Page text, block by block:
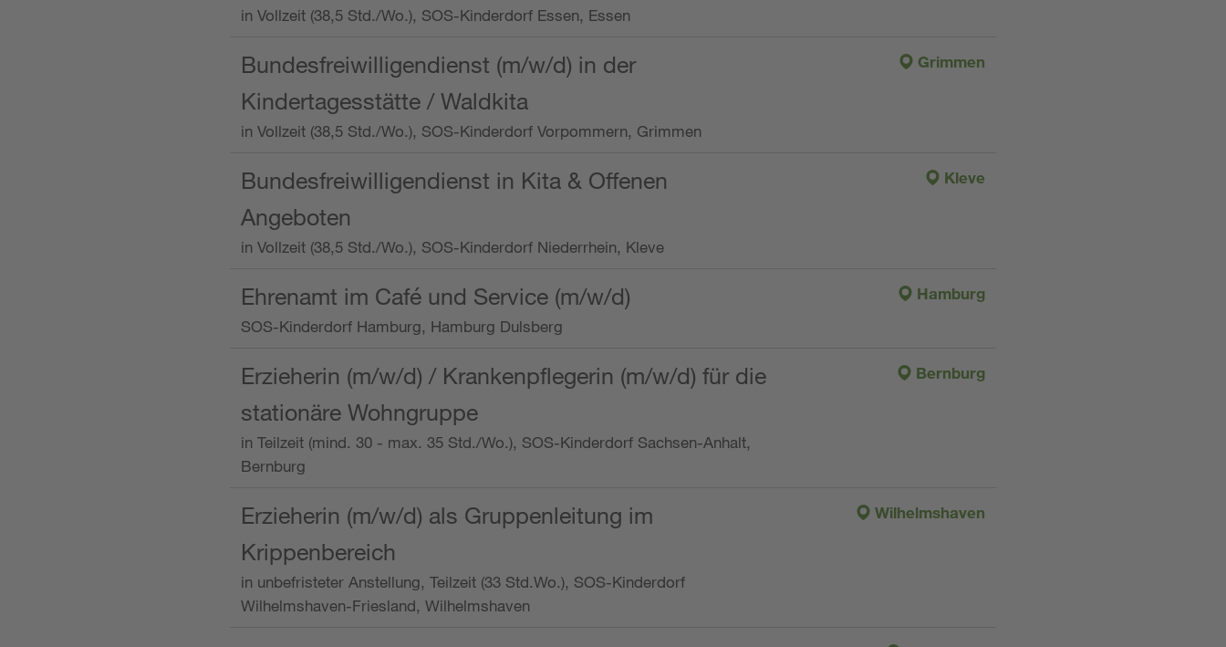
in Vollzeit (38,5 Std./Wo.), SOS-Kinderdorf Essen, Essen
Bundesfreiwilligendienst (m/w/d) in der
Kindertagesstätte / Waldkita
in Vollzeit (38,5 Std./Wo.), SOS-Kinderdorf Vorpommern, Grimmen
Grimmen
Bundesfreiwilligendienst in Kita & Offenen
Angeboten
in Vollzeit (38,5 Std./Wo.), SOS-Kinderdorf Niederrhein, Kleve
Kleve
Ehrenamt im Café und Service (m/w/d)
SOS-Kinderdorf Hamburg, Hamburg Dulsberg
Hamburg
Erzieherin (m/w/d) / Krankenpflegerin (m/w/d) für die
stationäre Wohngruppe
in Teilzeit (mind. 30 - max. 35 Std./Wo.), SOS-Kinderdorf Sachsen-Anhalt,
Bernburg
Bernburg
Erzieherin (m/w/d) als Gruppenleitung im
Krippenbereich
in unbefristeter Anstellung, Teilzeit (33 Std.Wo.), SOS-Kinderdorf
Wilhelmshaven-Friesland, Wilhelmshaven
Wilhelmshaven